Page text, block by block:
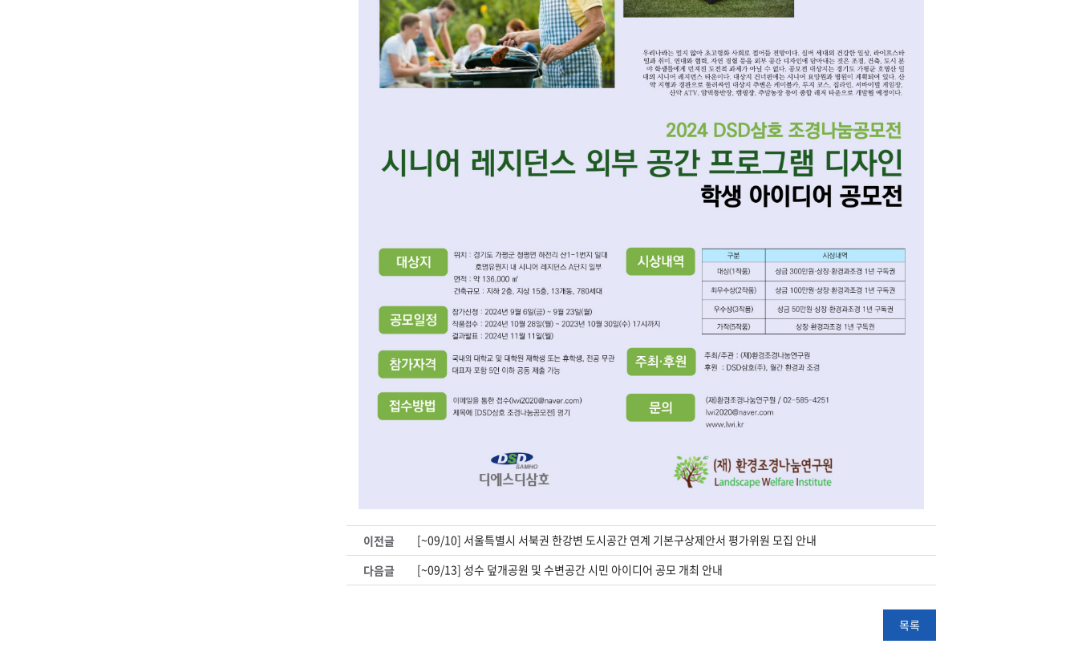
이전글
[~09/10] 서울특별시 서북권 한강변 도시공간 연계 기본구상제안서 평가위원 모집 안내
다음글
[~09/13] 성수 덮개공원 및 수변공간 시민 아이디어 공모 개최 안내
목록